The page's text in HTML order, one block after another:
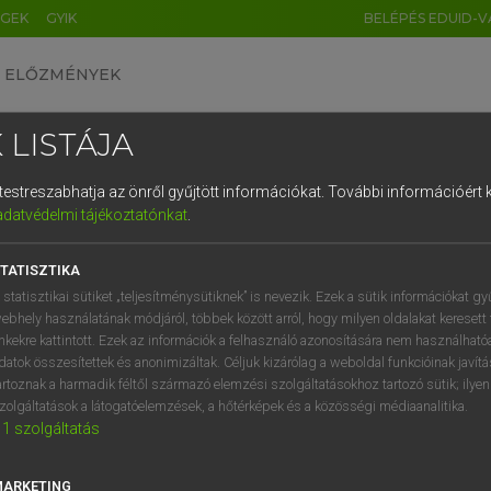
GYIK BELÉPÉS EDUID-
ELŐZMÉNYEK
szótár
VAN ELŐFIZETÉSED?
megtekintéséhez.
LISTÁJA
az önről gyűjtött információkat. További információért
tájékoztatónkat.
statisztikai sütiket „teljesítménysütiknek” is nevezik. Ezek a sütik információkat
használatának módjáról, többek között arról, hogy milyen oldalakat keresett
kattintott. Ezek az információk a felhasználó azonosítására nem
összesítettek és anonimizáltak. Céljuk kizárólag a weboldal funkcióinak
a harmadik féltől származó elemzési szolgáltatásokhoz tartozó sütik;
a látogatóelemzések, a hőtérképek és a közösségi médiaanalitika.
1 szolgáltatás
DE CN FR ES IT NL
1 2 3 4 5 6 7 8 9
q w e r t z u i
a s d f g h j k l é
í y x c v b n m , .